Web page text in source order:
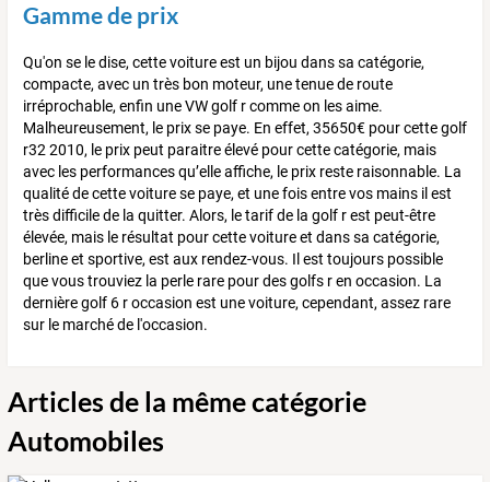
Gamme de prix
Qu'on se le dise, cette voiture est un bijou dans sa catégorie,
compacte, avec un très bon moteur, une tenue de route
irréprochable, enfin une VW golf r comme on les aime.
Malheureusement, le prix se paye. En effet, 35650€ pour cette golf
r32 2010, le prix peut paraitre élevé pour cette catégorie, mais
avec les performances qu’elle affiche, le prix reste raisonnable. La
qualité de cette voiture se paye, et une fois entre vos mains il est
très difficile de la quitter. Alors, le tarif de la golf r est peut-être
élevée, mais le résultat pour cette voiture et dans sa catégorie,
berline et sportive, est aux rendez-vous. Il est toujours possible
que vous trouviez la perle rare pour des golfs r en occasion. La
dernière golf 6 r occasion est une voiture, cependant, assez rare
sur le marché de l'occasion.
Articles de la même catégorie
Automobiles